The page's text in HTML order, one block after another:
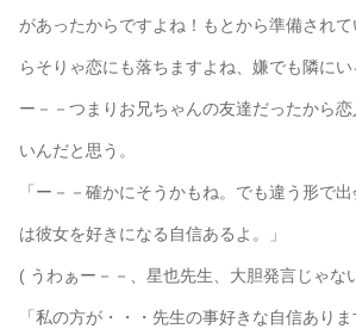
があったからですよね！もとから準備され
らそりゃ恋にも落ちますよね、嫌でも隣にい
ー－－つまりお兄ちゃんの友達だったから
いんだと思う。
「ー－－確かにそうかもね。でも違う形で
は彼女を好きになる自信あるよ。」
( うわぁー－－、星也先生、大胆発言じゃな
「私の方が・・・先生の事好きな自信ありま